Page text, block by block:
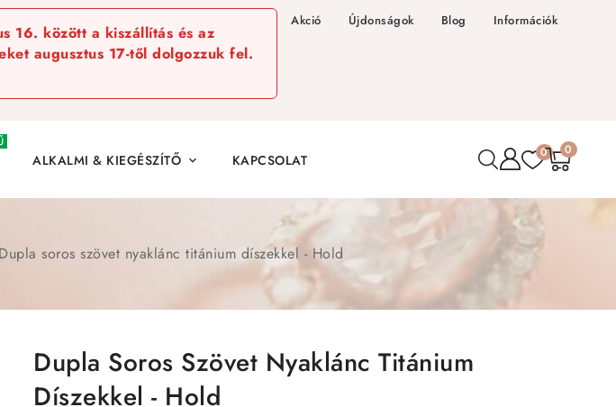
16. között a kiszállítás és az
augusztus 17-től dolgozzuk fel.
Akció Újdonságok Blog Információk
ALKALMI & KIEGÉSZÍTŐ  KAPCSOLAT 0 0
Dupla soros szövet nyaklánc titánium díszekkel - Hold
Dupla Soros Szövet Nyaklánc Titánium
Díszekkel - Hold